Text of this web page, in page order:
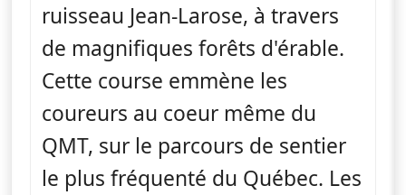
ruisseau Jean-Larose, à travers
de magnifiques forêts d'érable.
Cette course emmène les
coureurs au coeur même du
QMT, sur le parcours de sentier
le plus fréquenté du Québec. Les